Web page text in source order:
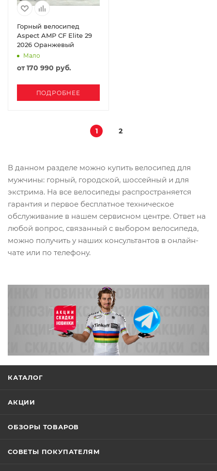
Горный велосипед
Aspect AMP CF Elite 29
2026 Оранжевый
Мало
от170 990 руб.
ПОДРОБНЕЕ
1 2
В данном разделе можно купить велосипед для
мужчины: горный, городской, шоссейный и для
экстрима. На все велосипеды распространяется
гарантия и первое бесплатное техническое
обслуживание в нашем сервисном центре. Ответ на
любой вопрос, связанный с выбором велосипеда,
можно получить у наших консультантов в онлайн-
чате или по телефону.
КАТАЛОГ
АКЦИИ
ОБЗОРЫ ТОВАРОВ
СОВЕТЫ ПОКУПАТЕЛЯМ